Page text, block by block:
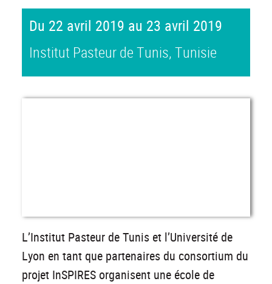
Du 22 avril 2019 au 23 avril 2019
Institut Pasteur de Tunis, Tunisie
L’Institut Pasteur de Tunis et l’Université de
Lyon en tant que partenaires du consortium du
projet InSPIRES organisent une école de